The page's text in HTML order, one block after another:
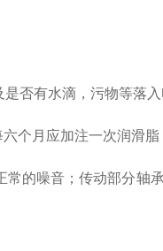
否有水滴，污物等落入
个月应加注一次润滑
的噪音；传动部分